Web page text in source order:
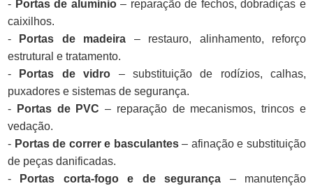
- Portas de alumínio– reparação de fechos, dobradiças e
caixilhos.
-
Portas de madeira – restauro, alinhamento, reforço
estrutural e tratamento.
-
Portas de vidro – substituição de rodízios, calhas,
puxadores e sistemas de segurança.
-
Portas de PVC – reparação de mecanismos, trincos e
vedação.
- Portas de correr e basculantes– afinação e substituição
de peças danificadas.
-
Portas corta-fogo e de segurança – manutenção